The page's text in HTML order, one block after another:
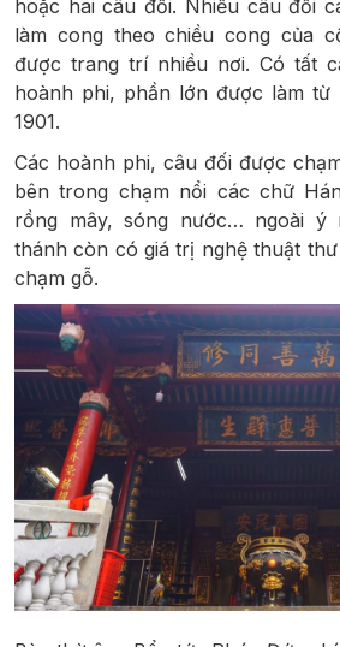
hoặc hai câu đối. Nhiều câu đối
làm cong theo chiều cong của
được trang trí nhiều nơi. Có tất
hoành phi, phần lớn được làm từ
1901.
Các hoành phi, câu đối được
bên trong chạm nổi các chữ
rồng mây, sóng nước… ngoài ý
thánh còn có giá trị nghệ thuật
chạm gỗ.